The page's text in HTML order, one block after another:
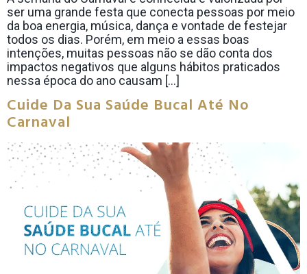
ser uma grande festa que conecta pessoas por meio
da boa energia, música, dança e vontade de festejar
todos os dias. Porém, em meio a essas boas
intenções, muitas pessoas não se dão conta dos
impactos negativos que alguns hábitos praticados
nessa época do ano causam […]
Cuide Da Sua Saúde Bucal Até No
Carnaval